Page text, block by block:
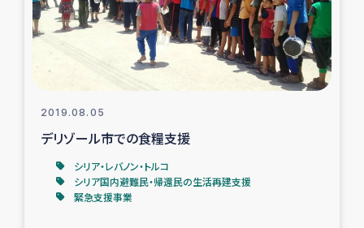
仮設住宅生活支援・農業復興支援
漁業復興支援
2019.08.05
デリゾール市での食糧支援
シリア・レバノン・トルコ
シリア国内避難民・帰還民の生活再建支援
緊急支援事業